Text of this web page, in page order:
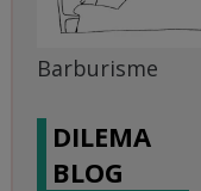
Barburisme
DILEMA
BLOG